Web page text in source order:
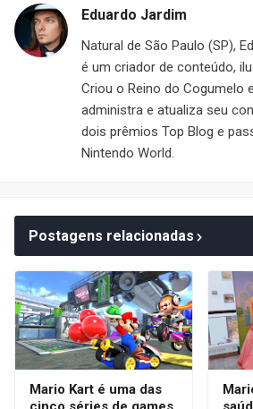
Eduardo Jardim
Natural de São Paulo (SP),
é um criador de conteúdo,
Criou o Reino do Cogumelo
administra e atualiza seu
dois prêmios Top Blog e
Nintendo World.
Postagens relacionadas
Mario Kart é uma das